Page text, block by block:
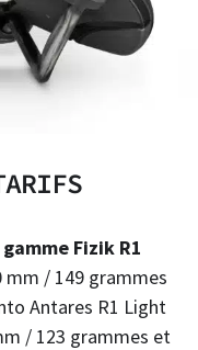
Fizik R1
mm / 149 grammes
Antares R1 Light
/ 123 grammes et